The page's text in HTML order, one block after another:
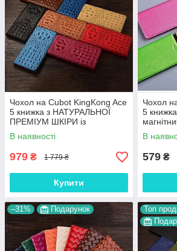
Чохол на Cubot KingKong Ace
5 книжка з НАТУРАЛЬНОЇ
ПРЕМІУМ ШКІРИ із
підставкою протиударний
магнітний 3D "CROCOHEAD"
В наявності
979 ₴ 1 779 ₴
Купити
Чохол
5
В
579 ₴
–31% Подарунок Топ